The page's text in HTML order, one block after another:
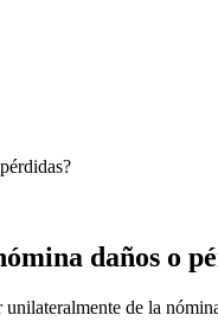
daños o
de la